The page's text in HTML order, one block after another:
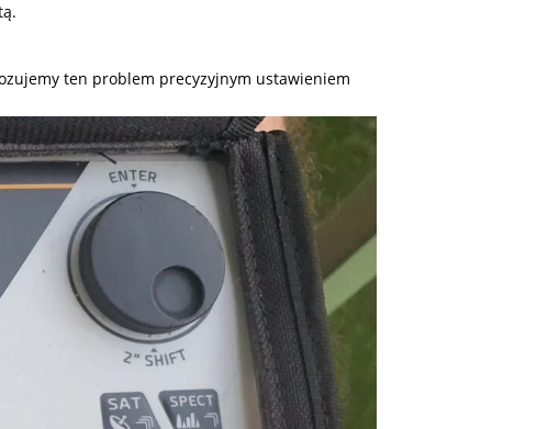
ten problem precyzyjnym ustawieniem